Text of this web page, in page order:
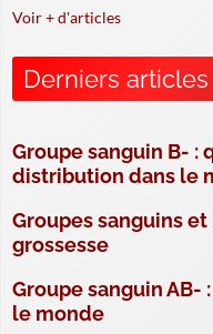
Voir + d'articles
Derniers articles
Groupe sanguin B-
distribution dans le
Groupes sanguins
grossesse
Groupe sanguin AB-
le monde